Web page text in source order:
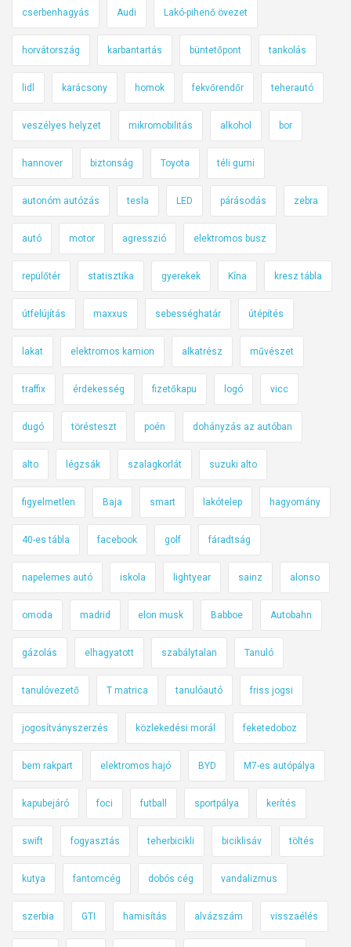
cserbenhagyás Audi Lakó-pihenő övezet
horvátország karbantartás büntetőpont tankolás
lidl karácsony homok fekvőrendőr teherautó
veszélyes helyzet mikromobilitás alkohol bor
hannover biztonság Toyota téli gumi
autonóm autózás tesla LED párásodás zebra
autó motor agresszió elektromos busz
repülőtér statisztika gyerekek Kína kresz tábla
útfelújítás maxxus sebességhatár útépítés
lakat elektromos kamion alkatrész művészet
traffix érdekesség fizetőkapu logó vicc
dugó törésteszt poén dohányzás az autóban
alto légzsák szalagkorlát suzuki alto
figyelmetlen Baja smart lakótelep hagyomány
40-es tábla facebook golf fáradtság
napelemes autó iskola lightyear sainz alonso
omoda madrid elon musk Babboe Autobahn
gázolás elhagyatott szabálytalan Tanuló
tanulóvezető T matrica tanulóautó friss jogsi
jogosítványszerzés közlekedési morál feketedoboz
bem rakpart elektromos hajó BYD M7-es autópálya
kapubejáró foci futball sportpálya kerítés
swift fogyasztás teherbicikli biciklisáv töltés
kutya fantomcég dobós cég vandalizmus
szerbia GTI hamisítás alvázszám visszaélés